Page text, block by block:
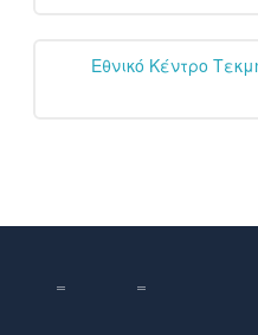
Εθνικό Κέντρο